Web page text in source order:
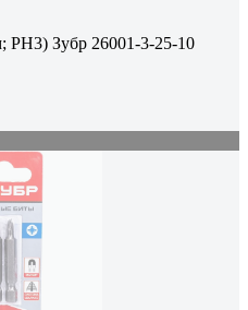
Зубр 26001-3-25-10